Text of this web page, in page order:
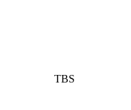
TBS